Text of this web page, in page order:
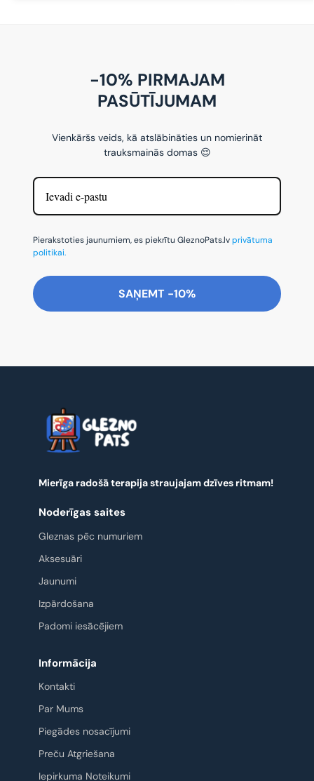
-10% PIRMAJAM
PASŪTĪJUMAM
Vienkāršs veids, kā atslābināties un nomierināt
trauksmainās domas 😌
Pierakstoties jaunumiem, es piekrītu GleznoPats.lvprivātuma
politikai.
SAŅEMT -10%
Mierīga radošā terapija straujajam dzīves ritmam!
Noderīgas saites
Gleznas pēc numuriem
Aksesuāri
Jaunumi
Izpārdošana
Padomi iesācējiem
Informācija
Kontakti
Par Mums
Piegādes nosacījumi
Preču Atgriešana
Iepirkuma Noteikumi